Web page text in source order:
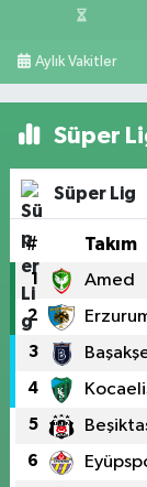
Aylık Vakitler
Süper
Süper Lig
# Takım
1 Amed
2
3
4
5
6